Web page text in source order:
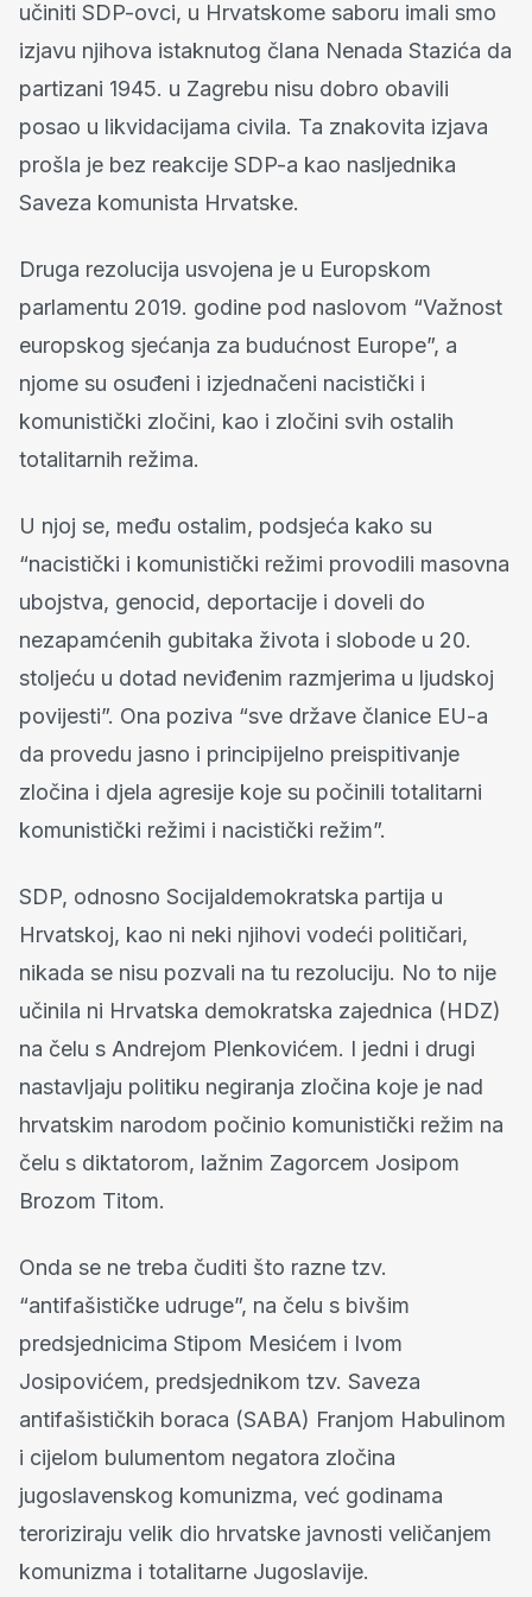
učiniti SDP-ovci, u Hrvatskome saboru imali smo
izjavu njihova istaknutog člana Nenada Stazića da
partizani 1945. u Zagrebu nisu dobro obavili
posao u likvidacijama civila. Ta znakovita izjava
prošla je bez reakcije SDP-a kao nasljednika
Saveza komunista Hrvatske.
Druga rezolucija usvojena je u Europskom
parlamentu 2019. godine pod naslovom “Važnost
europskog sjećanja za budućnost Europe”, a
njome su osuđeni i izjednačeni nacistički i
komunistički zločini, kao i zločini svih ostalih
totalitarnih režima.
U njoj se, među ostalim, podsjeća kako su
“nacistički i komunistički režimi provodili masovna
ubojstva, genocid, deportacije i doveli do
nezapamćenih gubitaka života i slobode u 20.
stoljeću u dotad neviđenim razmjerima u ljudskoj
povijesti”. Ona poziva “sve države članice EU-a
da provedu jasno i principijelno preispitivanje
zločina i djela agresije koje su počinili totalitarni
komunistički režimi i nacistički režim”.
SDP, odnosno Socijaldemokratska partija u
Hrvatskoj, kao ni neki njihovi vodeći političari,
nikada se nisu pozvali na tu rezoluciju. No to nije
učinila ni Hrvatska demokratska zajednica (HDZ)
na čelu s Andrejom Plenkovićem. I jedni i drugi
nastavljaju politiku negiranja zločina koje je nad
hrvatskim narodom počinio komunistički režim na
čelu s diktatorom, lažnim Zagorcem Josipom
Brozom Titom.
Onda se ne treba čuditi što razne tzv.
“antifašističke udruge”, na čelu s bivšim
predsjednicima Stipom Mesićem i Ivom
Josipovićem, predsjednikom tzv. Saveza
antifašističkih boraca (SABA) Franjom Habulinom
i cijelom bulumentom negatora zločina
jugoslavenskog komunizma, već godinama
teroriziraju velik dio hrvatske javnosti veličanjem
komunizma i totalitarne Jugoslavije.